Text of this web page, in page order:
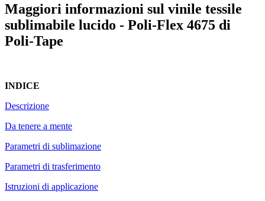
Maggiori informazioni sul vinile tessile
sublimabile lucido - Poli-Flex 4675 di
Poli-Tape
INDICE
Descrizione
Da tenere a mente
Parametri di sublimazione
Parametri di trasferimento
Istruzioni di applicazione